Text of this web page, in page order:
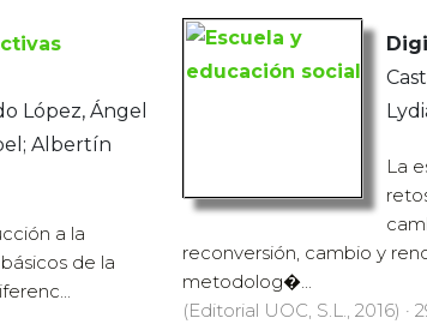
López, Ángel
Albertín
a la
de la
La
reconversión, cambio y
metodolog�...
(Editorial UOC, S.L., 2016) ·